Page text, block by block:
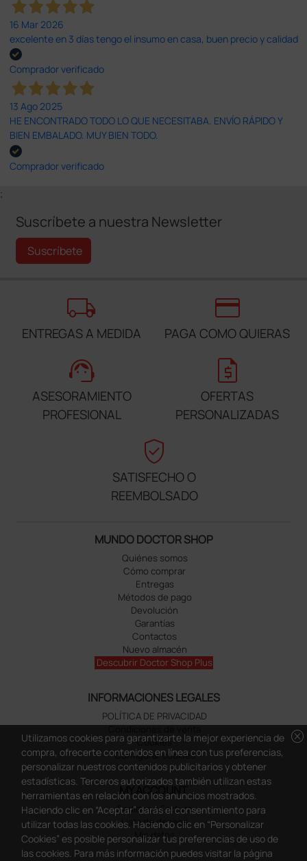
16 Mar 2026
excelente en 3 días tengo el insumo en casa, buen precio y calidad
Comprador verificado
13 Ago 2025
HE ENCONTRADO TODO LO QUE NECESITABA. ENVÍO RÁPIDO Y
BIEN EMBALADO. MUY BIEN TODO.
Comprador verificado
;
Suscríbete a nuestra Newsletter
Suscríbete
local_shipping
ENTREGAS A MEDIDA
credit_card
PAGA COMO QUIERAS
support_agent
ASESORAMIENTO
PROFESIONAL
request_quote
OFERTAS
PERSONALIZADAS
verified_user
SATISFECHO O
REEMBOLSADO
MUNDO DOCTOR SHOP
Quiénes somos
Cómo comprar
Entregas
Métodos de pago
Devolución
Garantías
Contactos
Nuevo almacén
Descubrir Doctor Shop Plus
INFORMACIONES LEGALES
POLÍTICA DE PRIVACIDAD
Condiciones de venta
Cookies
Configurar cookies
MY ACCOUNT
Pedidos y Factura
Lista de deseos
Mis datos
cancel
Utilizamos cookies para garantizarte la mejor experiencia de
compra, ofrecerte contenidos en línea con tus preferencias,
personalizar nuestros contenidos publicitarios y obtener
estadísticas. Terceros autorizados también utilizan estas
herramientas en relación con los anuncios mostrados.
Haciendo clic en “Aceptar” darás el consentimiento para
utilizar todas las cookies. Haciendo clic en “Personalizar
Cookies” es posible personalizar tus preferencias de uso de
las cookies. Para más información puedes visitar la página